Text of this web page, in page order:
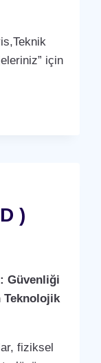
için
)
Güvenliği
Teknolojik
fiziksel